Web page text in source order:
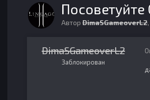
Посоветуйте
Автор DimaSGameoverL2,
DimaSGameoverL2
Заблокирован